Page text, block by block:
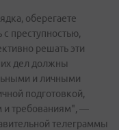
оберегаете
преступностью,
решать эти
дел должны
и личными
подготовкой,
и требованиям", —
телеграммы